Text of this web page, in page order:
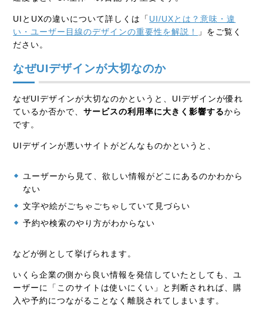
UIとUXの違いについて詳しくは「 UI/UXとは？意味・違
い・ユーザー目線のデザインの重要性を解説！
」をご覧く
ださい。
なぜUIデザインが大切なのか
なぜUIデザインが大切なのかというと、UIデザインが優れ
ているか否かで、サービスの利用率に大きく影響するから
です。
UIデザインが悪いサイトがどんなものかというと、
ユーザーから見て、欲しい情報がどこにあるのかわから
ない
文字や絵がごちゃごちゃしていて見づらい
予約や検索のやり方がわからない
などが例として挙げられます。
いくら企業の側から良い情報を発信していたとしても、ユ
ーザーに「このサイトは使いにくい」と判断されれば、購
入や予約につながることなく離脱されてしまいます。